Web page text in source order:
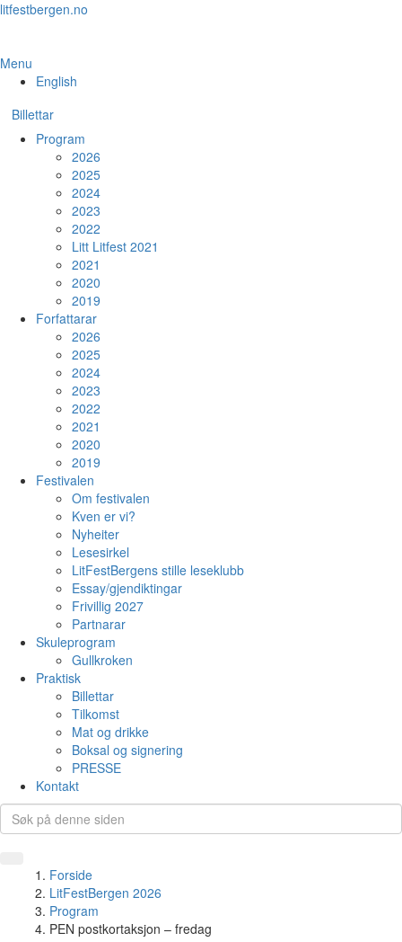
Skip
content
litfestbergen.no
Menu
English
Billettar
Program
2026
2025
2024
2023
2022
Litt Litfest 2021
2021
2020
2019
Forfattarar
2026
2025
2024
2023
2022
2021
2020
2019
Festivalen
Om festivalen
Kven er vi?
Nyheiter
Lesesirkel
LitFestBergens stille leseklubb
Essay/gjendiktingar
Frivillig 2027
Partnarar
Skuleprogram
Gullkroken
Praktisk
Billettar
Tilkomst
Mat og drikke
Boksal og signering
PRESSE
Kontakt
Forside
LitFestBergen 2026
Program
PEN postkortaksjon – fredag